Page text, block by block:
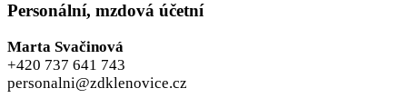
Personální, mzdová účetní
Marta Svačinová
+420 737 641 743
personalni@zdklenovice.cz